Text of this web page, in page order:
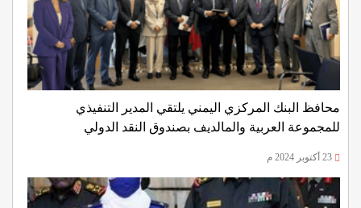
محافظ البنك المركزي اليمني يلتقي المدير التنفيذي
للمجموعة العربية والمالديف بصندوق النقد الدولي